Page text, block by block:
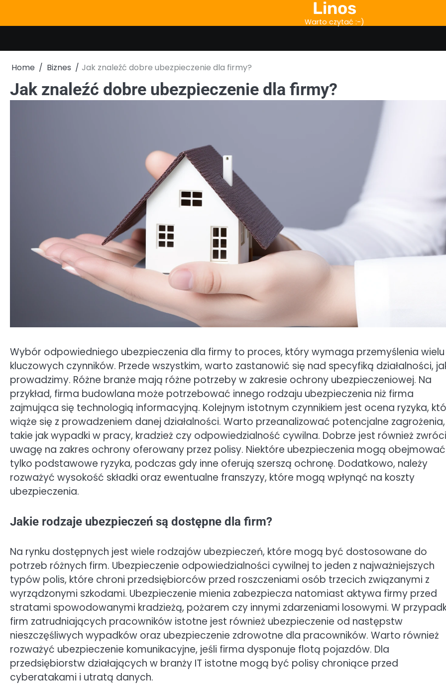
content
Linos
Warto czytać :-)
Home Biznes Jak znaleźć dobre ubezpieczenie dla firmy?
Jak znaleźć dobre ubezpieczenie dla firmy?
Wybór odpowiedniego ubezpieczenia dla firmy to proces, który wymaga przemyślenia wielu
kluczowych czynników. Przede wszystkim, warto zastanowić się nad specyfiką działalności,
prowadzimy. Różne branże mają różne potrzeby w zakresie ochrony ubezpieczeniowej. Na
przykład, firma budowlana może potrzebować innego rodzaju ubezpieczenia niż firma
zajmująca się technologią informacyjną. Kolejnym istotnym czynnikiem jest ocena ryzyka,
wiąże się z prowadzeniem danej działalności. Warto przeanalizować potencjalne zagrożenia,
takie jak wypadki w pracy, kradzież czy odpowiedzialność cywilna. Dobrze jest również
uwagę na zakres ochrony oferowany przez polisy. Niektóre ubezpieczenia mogą obejmować
tylko podstawowe ryzyka, podczas gdy inne oferują szerszą ochronę. Dodatkowo, należy
rozważyć wysokość składki oraz ewentualne franszyzy, które mogą wpłynąć na koszty
ubezpieczenia.
Jakie rodzaje ubezpieczeń są dostępne dla firm?
Na rynku dostępnych jest wiele rodzajów ubezpieczeń, które mogą być dostosowane do
potrzeb różnych firm. Ubezpieczenie odpowiedzialności cywilnej to jeden z najważniejszych
typów polis, które chroni przedsiębiorców przed roszczeniami osób trzecich związanymi z
wyrządzonymi szkodami. Ubezpieczenie mienia zabezpiecza natomiast aktywa firmy przed
stratami spowodowanymi kradzieżą, pożarem czy innymi zdarzeniami losowymi. W
firm zatrudniających pracowników istotne jest również ubezpieczenie od następstw
nieszczęśliwych wypadków oraz ubezpieczenie zdrowotne dla pracowników. Warto również
rozważyć ubezpieczenie komunikacyjne, jeśli firma dysponuje flotą pojazdów. Dla
przedsiębiorstw działających w branży IT istotne mogą być polisy chroniące przed
cyberatakami i utratą danych.